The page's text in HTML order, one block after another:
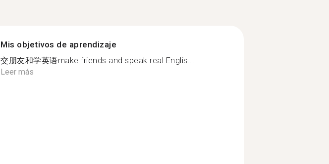
Mis objetivos de aprendizaje
交朋友和学英语make friends and speak real Englis...
Leer más